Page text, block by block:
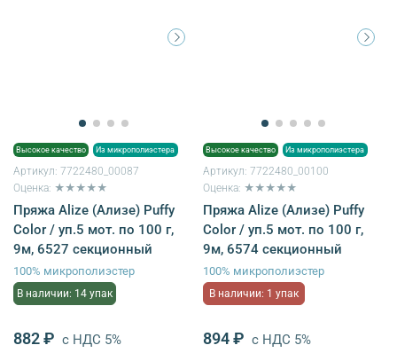
Высокое качество Из микрополиэстера
Артикул: 7722480_00087
Оценка: ★★★★★
Пряжа Alize (Ализе) Puffy
Color / уп.5 мот. по 100 г,
9м, 6527 секционный
100% микрополиэстер
В наличии: 14 упак
882 ₽ с НДС 5%
Высокое качество Из микрополиэстера
Артикул: 7722480_00100
Оценка: ★★★★★
Пряжа Alize (Ализе) Puffy
Color / уп.5 мот. по 100 г,
9м, 6574 секционный
100% микрополиэстер
В наличии: 1 упак
894 ₽ с НДС 5%